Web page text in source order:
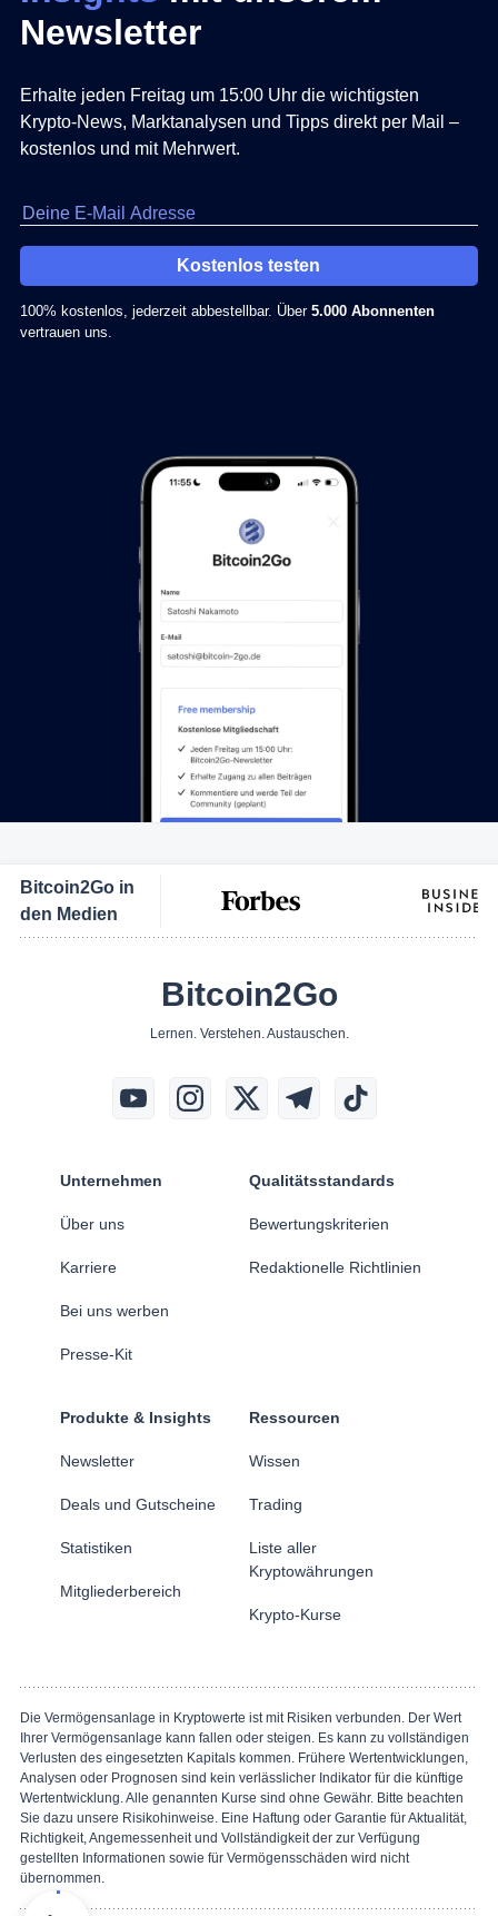
Newsletter
Erhalte jeden Freitag um 15:00 Uhr die wichtigsten
Krypto-News, Marktanalysen und Tipps direkt per Mail –
kostenlos und mit Mehrwert.
Kostenlos testen
100% kostenlos, jederzeit abbestellbar. Über 5.000 Abonnenten
vertrauen uns.
Bitcoin2Go in
den Medien
Bitcoin2Go
Lernen. Verstehen. Austauschen.
Unternehmen
Über uns
Karriere
Bei uns werben
Presse-Kit
Qualitätsstandards
Bewertungskriterien
Redaktionelle Richtlinien
Produkte & Insights
Newsletter
Deals und Gutscheine
Statistiken
Mitgliederbereich
Ressourcen
Wissen
Trading
Liste aller
Kryptowährungen
Krypto-Kurse
Die Vermögensanlage in Kryptowerte ist mit Risiken verbunden. Der Wert
Ihrer Vermögensanlage kann fallen oder steigen. Es kann zu vollständigen
Verlusten des eingesetzten Kapitals kommen. Frühere Wertentwicklungen,
Analysen oder Prognosen sind kein verlässlicher Indikator für die künftige
Wertentwicklung. Alle genannten Kurse sind ohne Gewähr. Bitte beachten
Sie dazu unsere Risikohinweise. Eine Haftung oder Garantie für Aktualität,
Richtigkeit, Angemessenheit und Vollständigkeit der zur Verfügung
gestellten Informationen sowie für Vermögensschäden wird nicht
übernommen.